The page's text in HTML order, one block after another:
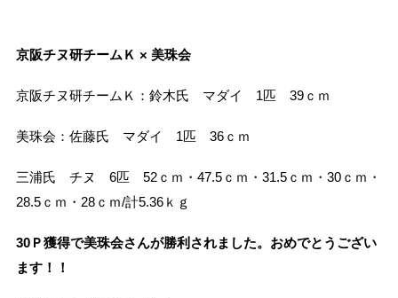
京阪チヌ研チームＫ × 美珠会
京阪チヌ研チームＫ：鈴木氏 マダイ 1匹 39ｃｍ
美珠会：佐藤氏 マダイ 1匹 36ｃｍ
三浦氏 チヌ 6匹 52ｃｍ・47.5ｃｍ・31.5ｃｍ・30ｃｍ・
28.5ｃｍ・28ｃｍ/計5.36ｋｇ
30Ｐ獲得で美珠会さんが勝利されました。おめでとうござい
ます！！